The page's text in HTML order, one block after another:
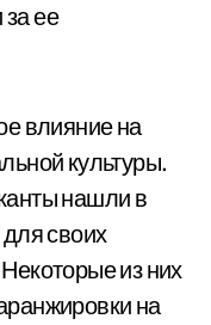
за ее
влияние на
культуры.
нашли в
своих
из них
на